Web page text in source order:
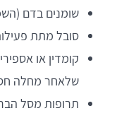
שומנים בדם
סובל מתת
קומדין או
שלאחר מחלה
תרופות מסל